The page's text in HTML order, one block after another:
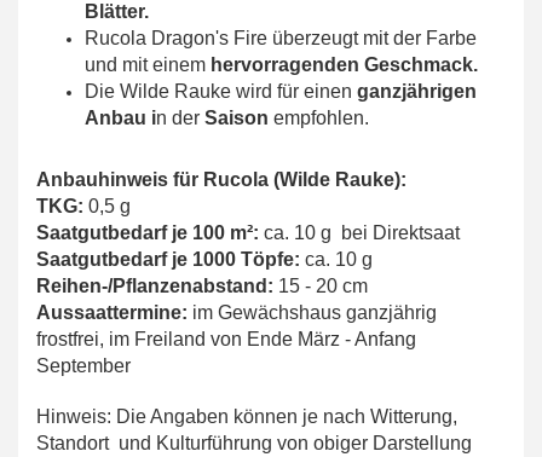
Blätter.
Rucola Dragon's Fire überzeugt mit der Farbe
und mit einem hervorragenden Geschmack.
Die Wilde Rauke wird für einen ganzjährigen
Anbau in der Saison empfohlen.
Anbauhinweis für Rucola (Wilde Rauke):
TKG: 0,5 g
Saatgutbedarf je 100 m²: ca. 10 g bei Direktsaat
Saatgutbedarf je 1000 Töpfe: ca. 10 g
Reihen-/Pflanzenabstand: 15 - 20 cm
Aussaattermine: im Gewächshaus ganzjährig
frostfrei, im Freiland von Ende März - Anfang
September
Hinweis: Die Angaben können je nach Witterung,
Standort und Kulturführung von obiger Darstellung